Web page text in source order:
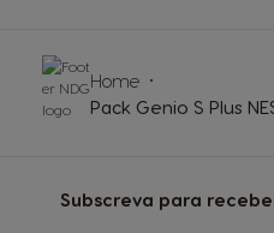
Subscreva para
Home
Pack Genio S Plus